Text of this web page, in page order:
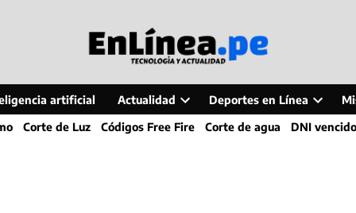
artificial Actualidad
Open
dropdown
Deportes en Línea
Open
dropdown
Corte de Luz Códigos Free Fire Corte de agua DNI vencido